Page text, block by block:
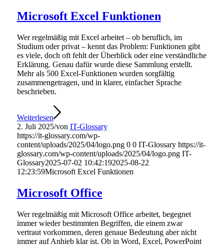
Microsoft Excel Funktionen
Wer regelmäßig mit Excel arbeitet – ob beruflich, im
Studium oder privat – kennt das Problem: Funktionen gibt
es viele, doch oft fehlt der Überblick oder eine verständliche
Erklärung. Genau dafür wurde diese Sammlung erstellt.
Mehr als 500 Excel-Funktionen wurden sorgfältig
zusammengetragen, und in klarer, einfacher Sprache
beschrieben.
Weiterlesen
2. Juli 2025/von IT-Glossary
https://it-glossary.com/wp-
content/uploads/2025/04/logo.png 0 0 IT-Glossary https://it-
glossary.com/wp-content/uploads/2025/04/logo.png IT-
Glossary2025-07-02 10:42:192025-08-22
12:23:59Microsoft Excel Funktionen
Microsoft Office
Wer regelmäßig mit Microsoft Office arbeitet, begegnet
immer wieder bestimmten Begriffen, die einem zwar
vertraut vorkommen, deren genaue Bedeutung aber nicht
immer auf Anhieb klar ist. Ob in Word, Excel, PowerPoint